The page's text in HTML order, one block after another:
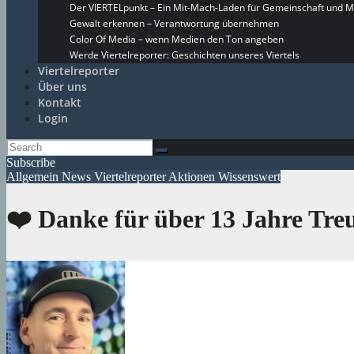
Der VIERTELpunkt – Ein Mit-Mach-Laden für Gemeinschaft und
Gewalt erkennen – Verantwortung übernehmen
Color Of Media – wenn Medien den Ton angeben
Werde Viertelreporter: Geschichten unseres Viertels
Viertelreporter
Über uns
Kontakt
Login
Subscribe
Allgemein News Viertelreporter Aktionen Wissenswert
❤️ Danke für über 13 Jahre